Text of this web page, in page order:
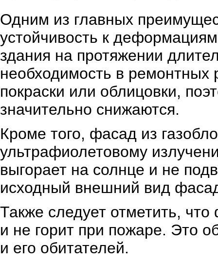
Одним из главных
устойчивость к
здания на протяжении
необходимость в ремонтных
покраски или облицовки,
значительно снижаются.
Кроме того, фасад из
ультрафиолетовому
выгорает на солнце и не
исходный внешний вид
Также следует отметить, что
и не горит при пожаре. Это
и его обитателей.